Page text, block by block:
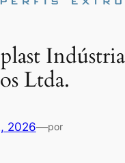
Ltda.
2026—por